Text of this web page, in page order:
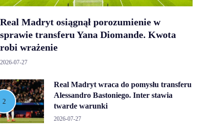
Real Madryt osiągnął porozumienie w
sprawie transferu Yana Diomande. Kwota
robi wrażenie
2026-07-27
Real Madryt wraca do pomysłu transferu
Alessandro Bastoniego. Inter stawia
twarde warunki
2026-07-27